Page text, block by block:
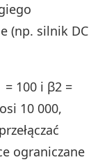
(np. silnik DC
= 100 i β2 =
10 000,
ograniczane